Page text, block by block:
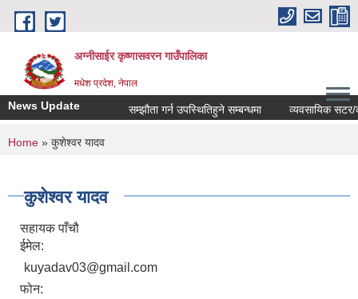
Skip to main content
अग्नीसाईर कृष्णासवरन गाउँपालिका
मधेश प्रदेश, नेपाल
News Update सम्झौता गर्न उपस्थितिहुने सम्बन्धमा व्यवसायिक सटर/
You are here
Home » कुशेश्वर यादव
कुशेश्वर यादव
सहायक पाँचौ
ईमेल:
kuyadav03@gmail.com
फोन: